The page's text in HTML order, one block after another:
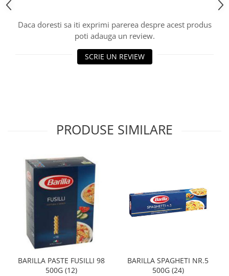
Daca doresti sa iti exprimi parerea despre acest produs
poti adauga un review.
SCRIE UN REVIEW
PRODUSE SIMILARE
BARILLA PASTE FUSILLI 98
500G (12)
BARILLA SPAGHETI NR.5
500G (24)